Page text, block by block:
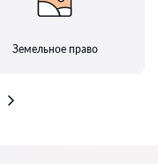
Земельное право